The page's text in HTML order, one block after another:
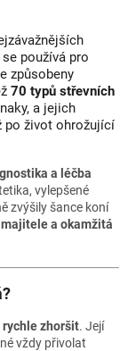
používá pro
způsobeny
70 typů střevních
a jejich
po život ohrožující
a léčba
vylepšené
zvýšily šance koní
a okamžitá
rychle zhoršit. Její
vždy přivolat